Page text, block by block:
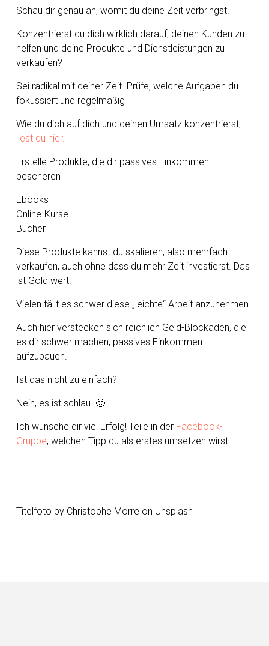
Schau dir genau an, womit du deine Zeit verbringst.
Konzentrierst du dich wirklich darauf, deinen Kunden zu
helfen und deine Produkte und Dienstleistungen zu
verkaufen?
Sei radikal mit deiner Zeit. Prüfe, welche Aufgaben du
fokussiert und regelmäßig
Wie du dich auf dich und deinen Umsatz konzentrierst,
liest du hier.
Erstelle Produkte, die dir passives Einkommen
bescheren
Ebooks
Online-Kurse
Bücher
Diese Produkte kannst du skalieren, also mehrfach
verkaufen, auch ohne dass du mehr Zeit investierst. Das
ist Gold wert!
Vielen fällt es schwer diese „leichte“ Arbeit anzunehmen.
Auch hier verstecken sich reichlich Geld-Blockaden, die
es dir schwer machen, passives Einkommen
aufzubauen.
Ist das nicht zu einfach?
Nein, es ist schlau. 🙂
Ich wünsche dir viel Erfolg! Teile in der Facebook-
Gruppe, welchen Tipp du als erstes umsetzen wirst!
Titelfoto by Christophe Morre on Unsplash